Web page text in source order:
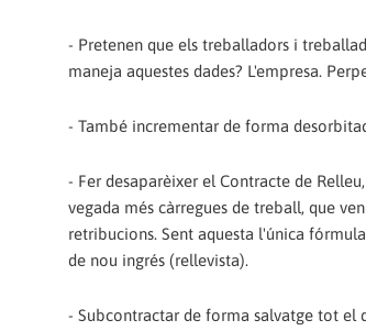
- Pretenen que els treballadors i
maneja aquestes dades? L'empresa.
- També incrementar de forma
- Fer desaparèixer el Contracte de
vegada més càrregues de treball, que
retribucions. Sent aquesta l'única
de nou ingrés (rellevista).
- Subcontractar de forma salvatge tot el